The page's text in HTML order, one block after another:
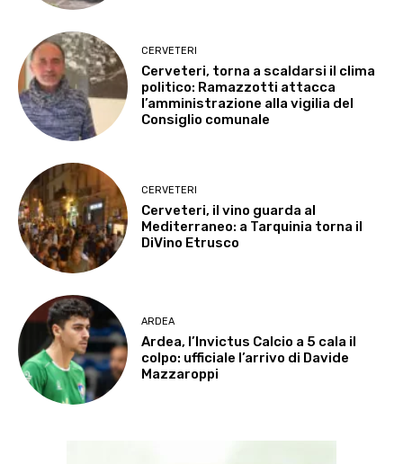
CERVETERI
Cerveteri, torna a scaldarsi il clima
politico: Ramazzotti attacca
l’amministrazione alla vigilia del
Consiglio comunale
CERVETERI
Cerveteri, il vino guarda al
Mediterraneo: a Tarquinia torna il
DiVino Etrusco
ARDEA
Ardea, l’Invictus Calcio a 5 cala il
colpo: ufficiale l’arrivo di Davide
Mazzaroppi